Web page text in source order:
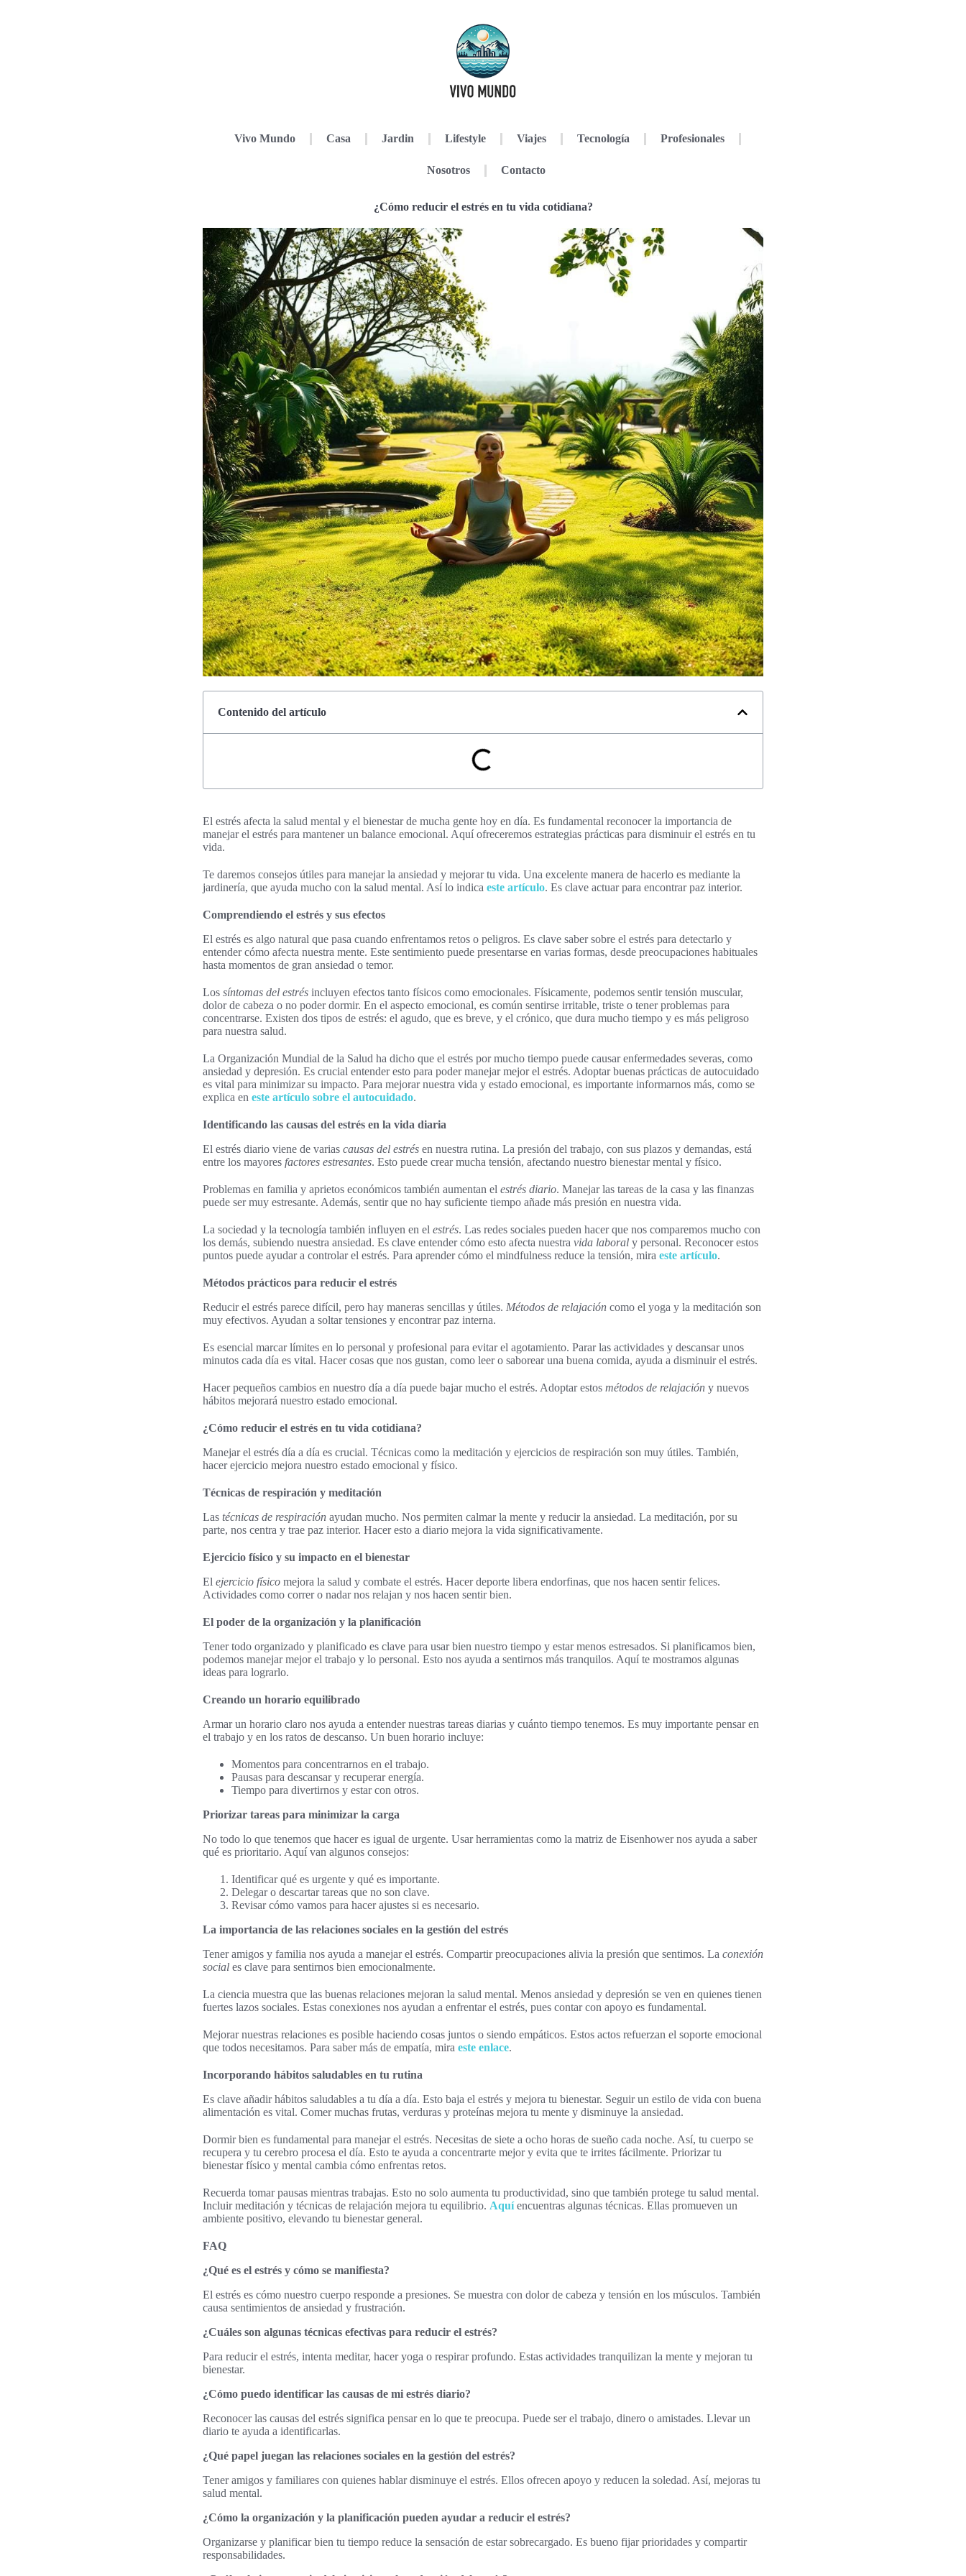
Vivo Mundo Casa Jardin Lifestyle Viajes Tecnología Profesionales
Nosotros Contacto
¿Cómo reducir el estrés en tu vida cotidiana?
Contenido del artículo
El estrés afecta la salud mental y el bienestar de mucha gente hoy en día. Es fundamental reconocer la importancia de
manejar el estrés para mantener un balance emocional. Aquí ofreceremos estrategias prácticas para disminuir el estrés en tu
vida.
Te daremos consejos útiles para manejar la ansiedad y mejorar tu vida. Una excelente manera de hacerlo es mediante la
jardinería, que ayuda mucho con la salud mental. Así lo indica este artículo. Es clave actuar para encontrar paz interior.
Comprendiendo el estrés y sus efectos
El estrés es algo natural que pasa cuando enfrentamos retos o peligros. Es clave saber sobre el estrés para detectarlo y
entender cómo afecta nuestra mente. Este sentimiento puede presentarse en varias formas, desde preocupaciones habituales
hasta momentos de gran ansiedad o temor.
Los síntomas del estrés incluyen efectos tanto físicos como emocionales. Físicamente, podemos sentir tensión muscular,
dolor de cabeza o no poder dormir. En el aspecto emocional, es común sentirse irritable, triste o tener problemas para
concentrarse. Existen dos tipos de estrés: el agudo, que es breve, y el crónico, que dura mucho tiempo y es más peligroso
para nuestra salud.
La Organización Mundial de la Salud ha dicho que el estrés por mucho tiempo puede causar enfermedades severas, como
ansiedad y depresión. Es crucial entender esto para poder manejar mejor el estrés. Adoptar buenas prácticas de autocuidado
es vital para minimizar su impacto. Para mejorar nuestra vida y estado emocional, es importante informarnos más, como se
explica en este artículo sobre el autocuidado.
Identificando las causas del estrés en la vida diaria
El estrés diario viene de varias causas del estrés en nuestra rutina. La presión del trabajo, con sus plazos y demandas, está
entre los mayores factores estresantes. Esto puede crear mucha tensión, afectando nuestro bienestar mental y físico.
Problemas en familia y aprietos económicos también aumentan el estrés diario. Manejar las tareas de la casa y las finanzas
puede ser muy estresante. Además, sentir que no hay suficiente tiempo añade más presión en nuestra vida.
La sociedad y la tecnología también influyen en el estrés. Las redes sociales pueden hacer que nos comparemos mucho con
los demás, subiendo nuestra ansiedad. Es clave entender cómo esto afecta nuestra vida laboral y personal. Reconocer estos
puntos puede ayudar a controlar el estrés. Para aprender cómo el mindfulness reduce la tensión, mira este artículo.
Métodos prácticos para reducir el estrés
Reducir el estrés parece difícil, pero hay maneras sencillas y útiles. Métodos de relajación como el yoga y la meditación son
muy efectivos. Ayudan a soltar tensiones y encontrar paz interna.
Es esencial marcar límites en lo personal y profesional para evitar el agotamiento. Parar las actividades y descansar unos
minutos cada día es vital. Hacer cosas que nos gustan, como leer o saborear una buena comida, ayuda a disminuir el estrés.
Hacer pequeños cambios en nuestro día a día puede bajar mucho el estrés. Adoptar estos métodos de relajación y nuevos
hábitos mejorará nuestro estado emocional.
¿Cómo reducir el estrés en tu vida cotidiana?
Manejar el estrés día a día es crucial. Técnicas como la meditación y ejercicios de respiración son muy útiles. También,
hacer ejercicio mejora nuestro estado emocional y físico.
Técnicas de respiración y meditación
Las técnicas de respiración ayudan mucho. Nos permiten calmar la mente y reducir la ansiedad. La meditación, por su
parte, nos centra y trae paz interior. Hacer esto a diario mejora la vida significativamente.
Ejercicio físico y su impacto en el bienestar
El ejercicio físico mejora la salud y combate el estrés. Hacer deporte libera endorfinas, que nos hacen sentir felices.
Actividades como correr o nadar nos relajan y nos hacen sentir bien.
El poder de la organización y la planificación
Tener todo organizado y planificado es clave para usar bien nuestro tiempo y estar menos estresados. Si planificamos bien,
podemos manejar mejor el trabajo y lo personal. Esto nos ayuda a sentirnos más tranquilos. Aquí te mostramos algunas
ideas para lograrlo.
Creando un horario equilibrado
Armar un horario claro nos ayuda a entender nuestras tareas diarias y cuánto tiempo tenemos. Es muy importante pensar en
el trabajo y en los ratos de descanso. Un buen horario incluye:
Momentos para concentrarnos en el trabajo.
Pausas para descansar y recuperar energía.
Tiempo para divertirnos y estar con otros.
Priorizar tareas para minimizar la carga
No todo lo que tenemos que hacer es igual de urgente. Usar herramientas como la matriz de Eisenhower nos ayuda a saber
qué es prioritario. Aquí van algunos consejos:
Identificar qué es urgente y qué es importante.
Delegar o descartar tareas que no son clave.
Revisar cómo vamos para hacer ajustes si es necesario.
La importancia de las relaciones sociales en la gestión del estrés
Tener amigos y familia nos ayuda a manejar el estrés. Compartir preocupaciones alivia la presión que sentimos. La conexión
social es clave para sentirnos bien emocionalmente.
La ciencia muestra que las buenas relaciones mejoran la salud mental. Menos ansiedad y depresión se ven en quienes tienen
fuertes lazos sociales. Estas conexiones nos ayudan a enfrentar el estrés, pues contar con apoyo es fundamental.
Mejorar nuestras relaciones es posible haciendo cosas juntos o siendo empáticos. Estos actos refuerzan el soporte emocional
que todos necesitamos. Para saber más de empatía, mira este enlace.
Incorporando hábitos saludables en tu rutina
Es clave añadir hábitos saludables a tu día a día. Esto baja el estrés y mejora tu bienestar. Seguir un estilo de vida con buena
alimentación es vital. Comer muchas frutas, verduras y proteínas mejora tu mente y disminuye la ansiedad.
Dormir bien es fundamental para manejar el estrés. Necesitas de siete a ocho horas de sueño cada noche. Así, tu cuerpo se
recupera y tu cerebro procesa el día. Esto te ayuda a concentrarte mejor y evita que te irrites fácilmente. Priorizar tu
bienestar físico y mental cambia cómo enfrentas retos.
Recuerda tomar pausas mientras trabajas. Esto no solo aumenta tu productividad, sino que también protege tu salud mental.
Incluir meditación y técnicas de relajación mejora tu equilibrio. Aquíencuentras algunas técnicas. Ellas promueven un
ambiente positivo, elevando tu bienestar general.
FAQ
¿Qué es el estrés y cómo se manifiesta?
El estrés es cómo nuestro cuerpo responde a presiones. Se muestra con dolor de cabeza y tensión en los músculos. También
causa sentimientos de ansiedad y frustración.
¿Cuáles son algunas técnicas efectivas para reducir el estrés?
Para reducir el estrés, intenta meditar, hacer yoga o respirar profundo. Estas actividades tranquilizan la mente y mejoran tu
bienestar.
¿Cómo puedo identificar las causas de mi estrés diario?
Reconocer las causas del estrés significa pensar en lo que te preocupa. Puede ser el trabajo, dinero o amistades. Llevar un
diario te ayuda a identificarlas.
¿Qué papel juegan las relaciones sociales en la gestión del estrés?
Tener amigos y familiares con quienes hablar disminuye el estrés. Ellos ofrecen apoyo y reducen la soledad. Así, mejoras tu
salud mental.
¿Cómo la organización y la planificación pueden ayudar a reducir el estrés?
Organizarse y planificar bien tu tiempo reduce la sensación de estar sobrecargado. Es bueno fijar prioridades y compartir
responsabilidades.